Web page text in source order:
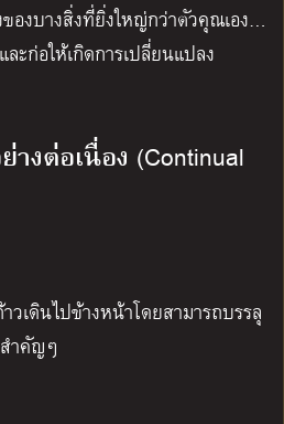
องบางสิ่งที่ยิ่งใหญ่กว่าตัวคุณเอง…
ะก่อให้เกิดการเปลี่ยนแปลง
างต่อเนื่อง (Continual
เดินไปข้างหน้าโดยสามารถบรรลุ
ำคัญๆ